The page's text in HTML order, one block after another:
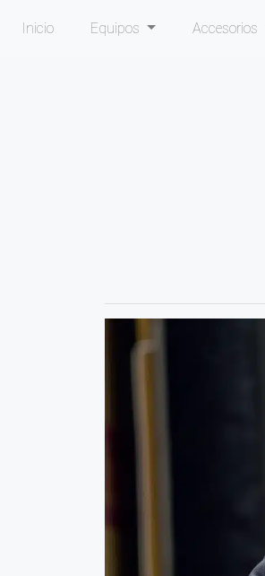
Inicio Equipos Accesorios